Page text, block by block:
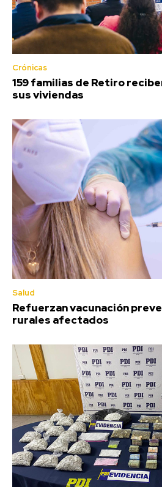
Crónicas
159 familias de Retiro
sus viviendas
Salud
Refuerzan vacunación
rurales afectados